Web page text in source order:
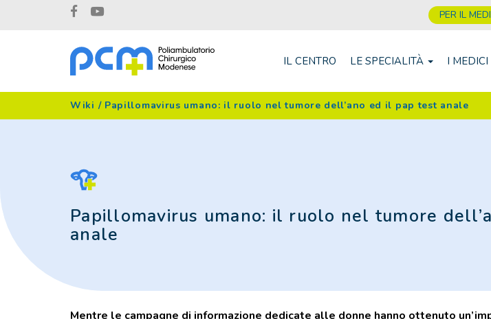
PER IL
IL CENTRO LE SPECIALITÀ I MEDICI
Wiki / Papillomavirus umano: il ruolo nel tumore dell’ano ed il pap test anale
Papillomavirus umano: il ruolo nel tumore
anale
Mentre le campagne di informazione dedicate alle donne hanno ottenuto